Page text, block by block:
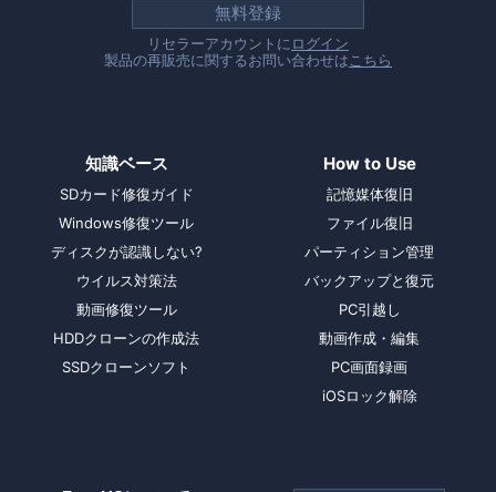
無料登録
リセラーアカウントにログイン
製品の再販売に関するお問い合わせはこちら
知識ベース
SDカード修復ガイド
Windows修復ツール
ディスクが認識しない?
ウイルス対策法
動画修復ツール
HDDクローンの作成法
SSDクローンソフト
How to Use
記憶媒体復旧
ファイル復旧
パーティション管理
バックアップと復元
PC引越し
動画作成・編集
PC画面録画
iOSロック解除